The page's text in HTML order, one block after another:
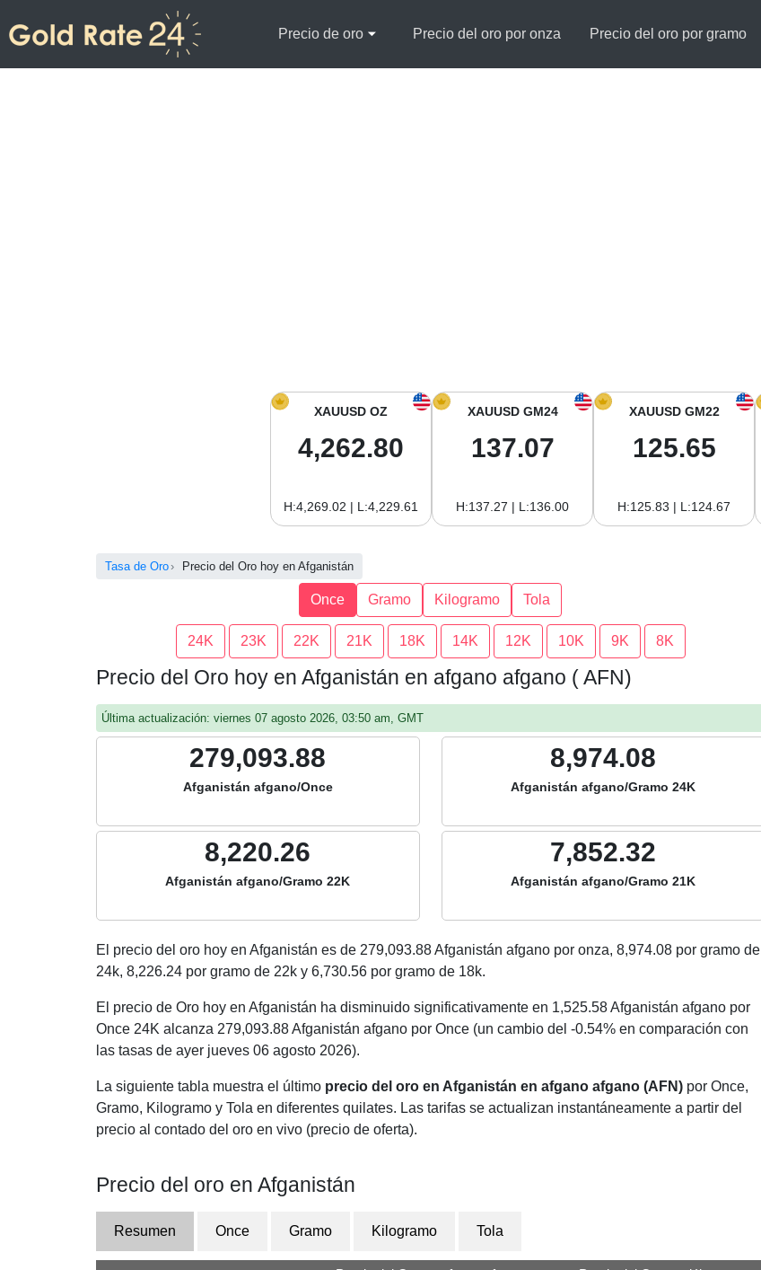
Precio de oro Precio del oro por onza Precio del oro por gramo
XAUUSD OZ
4,262.80
H:4,269.02 | L:4,229.61
XAUUSD GM24
137.07
H:137.27 | L:136.00
XAUUSD GM22
125.65
H:125.83 | L:124.67
Tasa de Oro Precio del Oro hoy en Afganistán
Once Gramo Kilogramo Tola
24K 23K 22K 21K 18K 14K 12K 10K 9K 8K
Precio del Oro hoy en Afganistán en afgano afgano ( AFN)
Última actualización: viernes 07 agosto 2026, 03:50 am, GMT
279,093.88
Afganistán afgano/Once
8,974.08
Afganistán afgano/Gramo 24K
8,220.26
Afganistán afgano/Gramo 22K
7,852.32
Afganistán afgano/Gramo 21K
El precio del oro hoy en Afganistán es de 279,093.88Afganistán afgano por onza, 8,974.08 por gramo de
24k, 8,226.24 por gramo de 22k y 6,730.56 por gramo de 18k.
El precio de Oro hoy en Afganistán ha disminuido significativamente en 1,525.58 Afganistán afgano por
Once 24K alcanza 279,093.88 Afganistán afgano por Once (un cambio del -0.54% en comparación con
las tasas de ayer jueves 06 agosto 2026).
La siguiente tabla muestra el último precio del oro en Afganistán en afgano afgano (AFN) por Once,
Gramo, Kilogramo y Tola en diferentes quilates. Las tarifas se actualizan instantáneamente a partir del
precio al contado del oro en vivo (precio de oferta).
Precio del oro en Afganistán
Resumen Once Gramo Kilogramo Tola